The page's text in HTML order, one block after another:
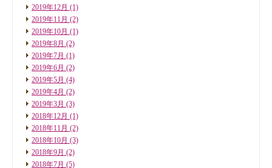
2019年12月 (1)
2019年11月 (2)
2019年10月 (1)
2019年8月 (2)
2019年7月 (1)
2019年6月 (2)
2019年5月 (4)
2019年4月 (2)
2019年3月 (3)
2018年12月 (1)
2018年11月 (2)
2018年10月 (3)
2018年9月 (2)
2018年7月 (5)